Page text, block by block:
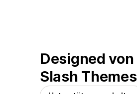
Designed von
Slash Themes